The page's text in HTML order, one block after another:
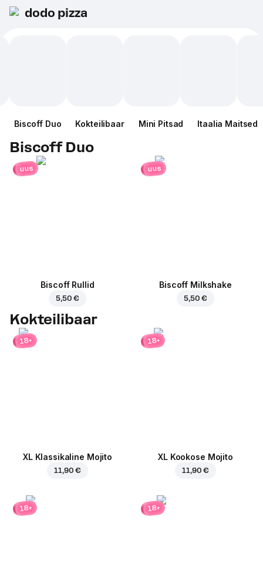
dodo pizza
Biscoff Duo Kokteilibaar Mini Pitsad Itaalia Maitsed
Biscoff Duo
uus
Biscoff Rullid
5,50 €
uus
Biscoff Milkshake
5,50 €
Kokteilibaar
18+
XL Klassikaline Mojito
11,90 €
18+
XL Kookose Mojito
11,90 €
18+ 18+